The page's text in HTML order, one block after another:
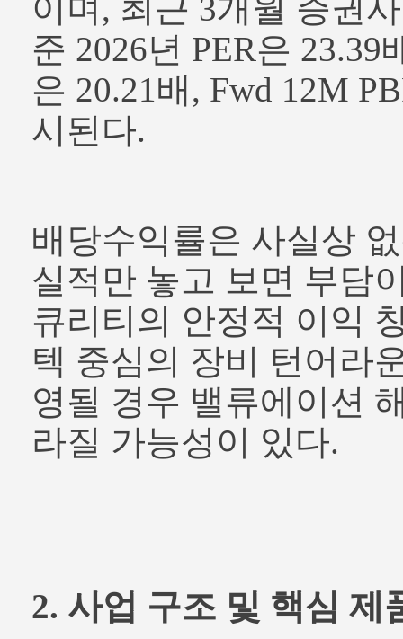
이며, 최근 3개월 증권
준 2026년 PER은 23.39
은 20.21배, Fwd 12M
시된다.
배당수익률은 사실상
실적만 놓고 보면 부담
큐리티의 안정적 이익
텍 중심의 장비 턴어라
영될 경우 밸류에이션
라질 가능성이 있다.
2. 사업 구조 및 핵심 제